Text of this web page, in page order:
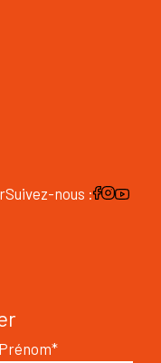
Suivez-nous :